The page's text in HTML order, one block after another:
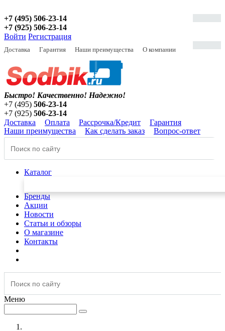
+7 (495) 506-23-14
+7 (925) 506-23-14
Войти Регистрация
Доставка Гарантия Наши преимущества О компании
Быстро! Качественно! Надежно!
+7 (495) 506-23-14
+7 (925) 506-23-14
Доставка
Оплата Рассрочка/Кредит
Гарантия
Наши преимущества
Как сделать заказ Вопрос-ответ
Каталог
Бренды
Акции
Новости
Статьи и обзоры
О магазине
Контакты
Меню